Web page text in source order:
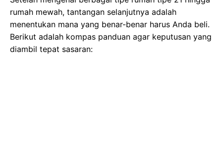
rumah mewah, tantangan selanjutnya adalah
menentukan mana yang benar-benar harus Anda beli.
Berikut adalah kompas panduan agar keputusan yang
diambil tepat sasaran: